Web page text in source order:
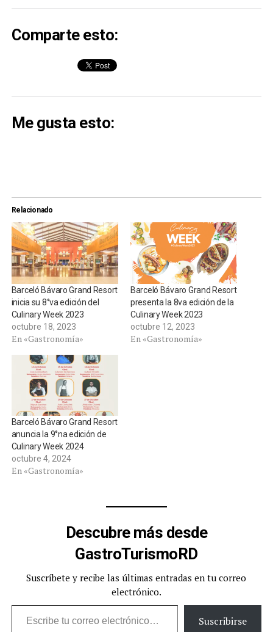
Comparte esto:
Me gusta esto:
Relacionado
Barceló Bávaro Grand Resort
inicia su 8°va edición del
Culinary Week 2023
octubre 18, 2023
En «Gastronomía»
Barceló Bávaro Grand Resort
presenta la 8va edición de la
Culinary Week 2023
octubre 12, 2023
En «Gastronomía»
Barceló Bávaro Grand Resort
anuncia la 9°na edición de
Culinary Week 2024
octubre 4, 2024
En «Gastronomía»
Descubre más desde
GastroTurismoRD
Suscríbete y recibe las últimas entradas en tu correo
electrónico.
Escribe tu correo electrónico…
Suscribirse